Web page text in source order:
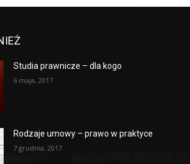
Studia prawnicze – dla kogo
6 maja, 2017
Rodzaje umowy – prawo w praktyce
7 grudnia, 2017